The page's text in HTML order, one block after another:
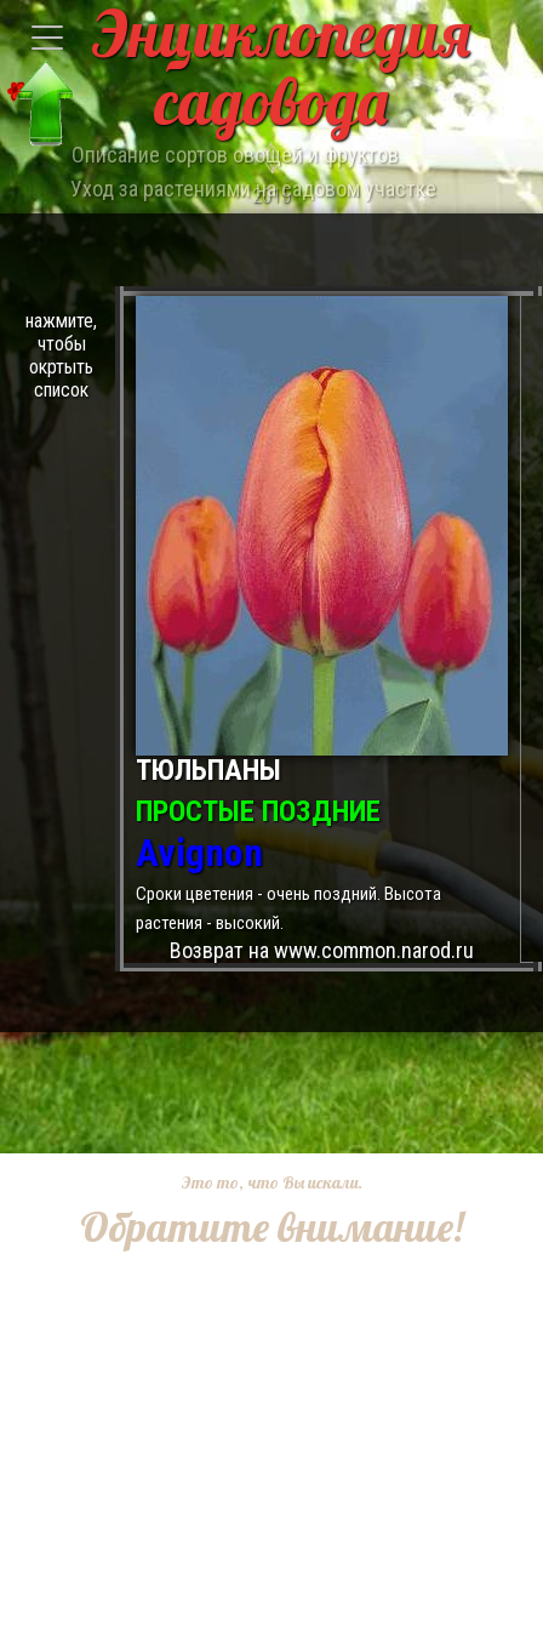
Энциклопедия
садовода
Описание сортов овощей и фруктов
Уход за растениями на садовом участке
2015
нажмите,
чтобы
окртыть
список
ТЮЛЬПАНЫ
ПРОСТЫЕ ПОЗДНИЕ
Avignon
Сроки цветения - очень поздний. Высота
растения - высокий.
Возврат на www.common.narod.ru
Это то, что Вы искали.
Обратите внимание!